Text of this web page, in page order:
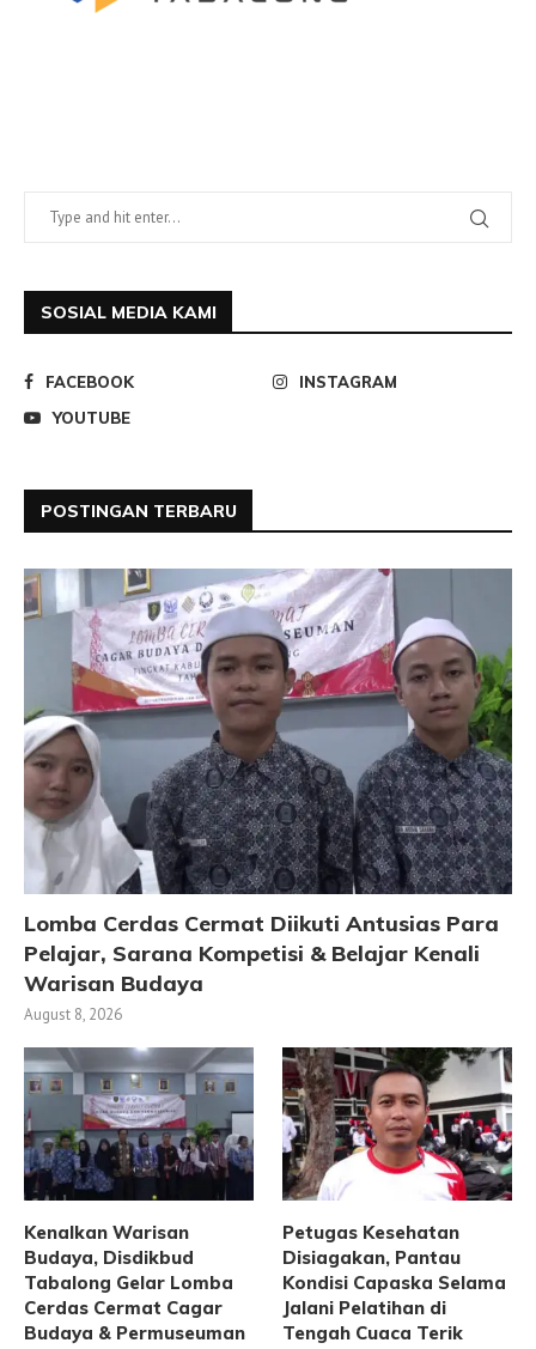
SOSIAL MEDIA KAMI
FACEBOOK
INSTAGRAM
YOUTUBE
POSTINGAN TERBARU
Lomba Cerdas Cermat Diikuti Antusias Para
Pelajar, Sarana Kompetisi & Belajar Kenali
Warisan Budaya
August 8, 2026
Kenalkan Warisan
Budaya, Disdikbud
Tabalong Gelar Lomba
Cerdas Cermat Cagar
Budaya & Permuseuman
Petugas Kesehatan
Disiagakan, Pantau
Kondisi Capaska Selama
Jalani Pelatihan di
Tengah Cuaca Terik